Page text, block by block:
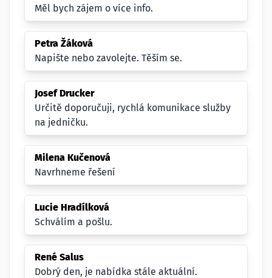
Měl bych zájem o více info.
Petra Žáková
Napište nebo zavolejte. Těším se.
Josef Drucker
Určitě doporučuji, rychlá komunikace služby
na jedničku.
Milena Kučenová
Navrhneme řešení
Lucie Hradílková
Schválím a pošlu.
René Salus
Dobrý den, je nabídka stále aktuální.